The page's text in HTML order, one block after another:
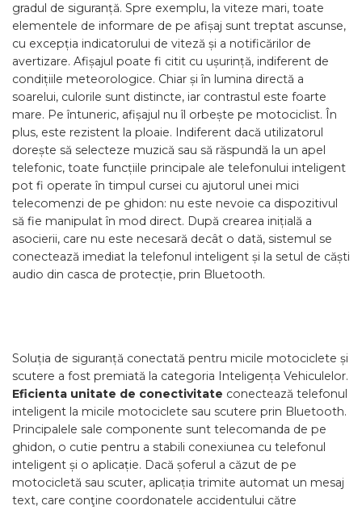
gradul de siguranță. Spre exemplu, la viteze mari, toate
elementele de informare de pe afișaj sunt treptat ascunse,
cu excepția indicatorului de viteză și a notificărilor de
avertizare. Afișajul poate fi citit cu ușurință, indiferent de
condițiile meteorologice. Chiar și în lumina directă a
soarelui, culorile sunt distincte, iar contrastul este foarte
mare. Pe întuneric, afișajul nu îl orbește pe motociclist. În
plus, este rezistent la ploaie. Indiferent dacă utilizatorul
dorește să selecteze muzică sau să răspundă la un apel
telefonic, toate funcțiile principale ale telefonului inteligent
pot fi operate în timpul cursei cu ajutorul unei mici
telecomenzi de pe ghidon: nu este nevoie ca dispozitivul
să fie manipulat în mod direct. După crearea inițială a
asocierii, care nu este necesară decât o dată, sistemul se
conectează imediat la telefonul inteligent și la setul de căști
audio din casca de protecție, prin Bluetooth.
Soluția de siguranță conectată pentru micile motociclete și
scutere a fost premiată la categoria Inteligența Vehiculelor.
Eficienta unitate de conectivitate conectează telefonul
inteligent la micile motociclete sau scutere prin Bluetooth.
Principalele sale componente sunt telecomanda de pe
ghidon, o cutie pentru a stabili conexiunea cu telefonul
inteligent și o aplicație. Dacă șoferul a căzut de pe
motocicletă sau scuter, aplicația trimite automat un mesaj
text, care conţine coordonatele accidentului către